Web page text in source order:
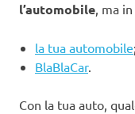
l’automobile, ma
la tua automobile;
BlaBlaCar.
Con la tua auto,